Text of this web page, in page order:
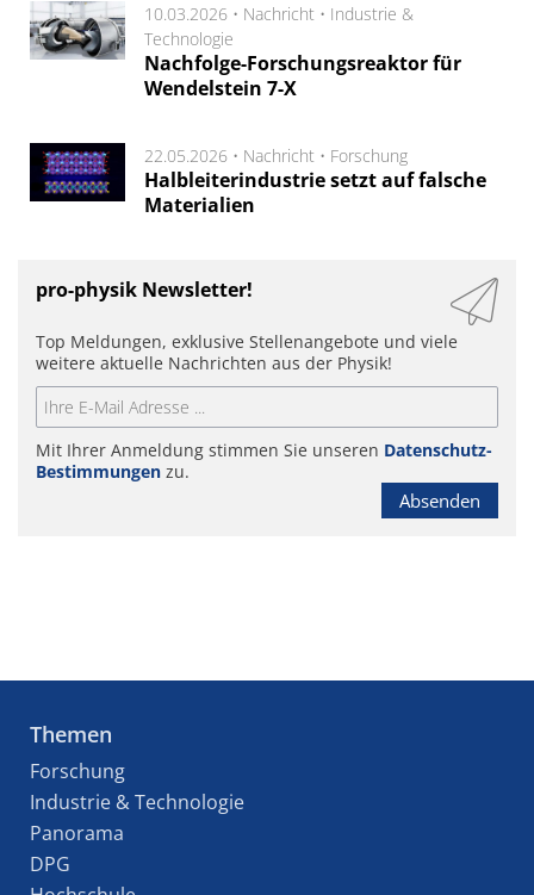
10.03.2026 • Nachricht • Industrie &
Technologie
Nachfolge-Forschungsreaktor für
Wendelstein 7-X
22.05.2026 • Nachricht • Forschung
Halbleiterindustrie setzt auf falsche
Materialien
pro-physik Newsletter!
Top Meldungen, exklusive Stellenangebote und viele
weitere aktuelle Nachrichten aus der Physik!
Mit Ihrer Anmeldung stimmen Sie unseren Datenschutz-
Bestimmungen zu.
Absenden
Themen
Forschung
Industrie & Technologie
Panorama
DPG